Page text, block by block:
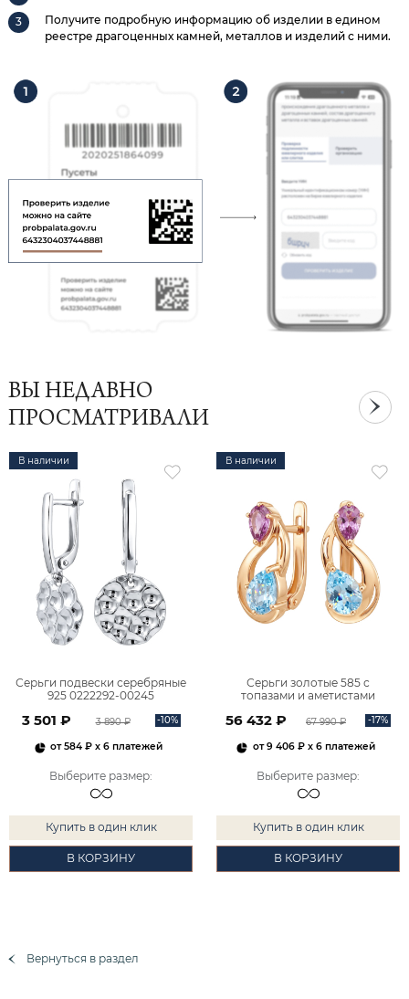
Получите подробную информацию об изделии в едином
реестре драгоценных камней, металлов и изделий с ними.
ВЫ НЕДАВНО
ПРОСМАТРИВАЛИ
В наличии
Серьги подвески серебряные
925 0222292-00245
3 501 ₽ 3 890 ₽ -10%
от584 ₽ x 6 платежей
Выберите размер:
Купить в один клик
В КОРЗИНУ
В наличии
Серьги золотые 585 с
топазами и аметистами
56 432 ₽ 67 990 ₽ -17%
от9 406 ₽x 6 платежей
Выберите размер:
Купить в один клик
В КОРЗИНУ
Вернуться в раздел